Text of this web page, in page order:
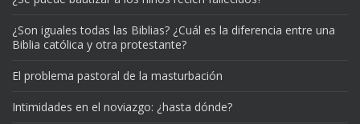
¿Son iguales todas las Biblias? ¿Cuál es la diferencia entre una
Biblia católica y otra protestante?
El problema pastoral de la masturbación
Intimidades en el noviazgo: ¿hasta dónde?